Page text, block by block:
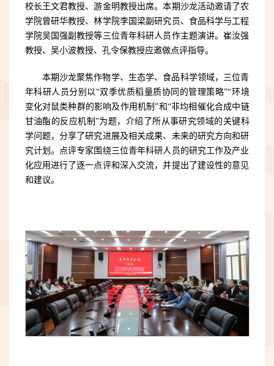
校长王文君教授、游金明教授出席。本期沙龙活动邀请了农
学院曾研华教授、林学院李国梁副研究员、食品科学与工程
学院吴国强副教授等三位青年科研人员作主题演讲。崔汝强
教授、吴小波教授、孔令保教授应邀做点评指导。
本期沙龙聚焦作物学、生态学、食品科学领域，三位青
年科研人员分别以“双季优质稻量质协同的管理策略”“环境
变化对鼠类种群的影响及作用机制”和“非均相催化合成中链
甘油酯的反应机制”为题，介绍了所从事研究领域的关键科
学问题，分享了研究进展及相关成果、未来的研究方向和研
究计划。点评专家围绕三位青年科研人员的研究工作及产业
化应用进行了逐一点评和深入交流，并提出了建设性的意见
和建议。